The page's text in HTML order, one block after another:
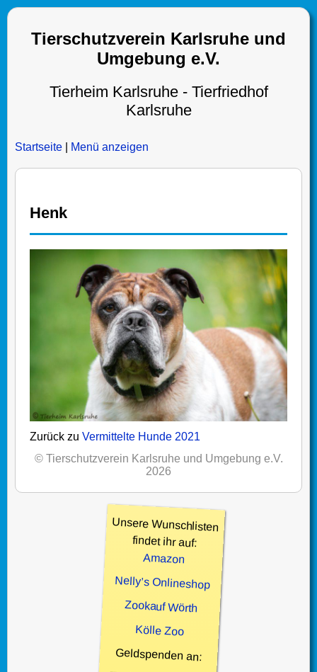
Tierschutzverein Karlsruhe und
Umgebung e.V.
Tierheim Karlsruhe - Tierfriedhof
Karlsruhe
Startseite Menü anzeigen
Henk
Zurück zu Vermittelte Hunde 2021
© Tierschutzverein Karlsruhe und Umgebung e.V.
2026
Unsere Wunschlisten
findet ihr auf:
Amazon
Nelly’s Onlineshop
Zookauf Wörth
Kölle Zoo
Geldspenden an: